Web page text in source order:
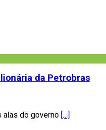
da Petrobras
alas do governo […]